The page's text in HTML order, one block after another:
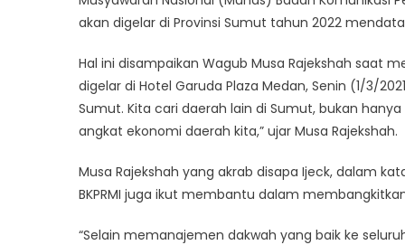
akan digelar di Provinsi Sumut tahun 2022
Hal ini disampaikan Wagub Musa Rajekshah saat
digelar di Hotel Garuda Plaza Medan, Senin (1/3/
Sumut. Kita cari daerah lain di Sumut, bukan
angkat ekonomi daerah kita,” ujar Musa Rajekshah.
Musa Rajekshah yang akrab disapa Ijeck, dalam
BKPRMI juga ikut membantu dalam
“Selain memanajemen dakwah yang baik ke